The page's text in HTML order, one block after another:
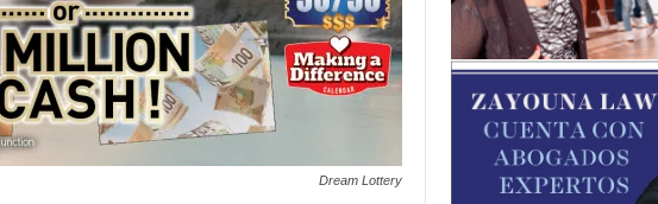
Dream Lottery